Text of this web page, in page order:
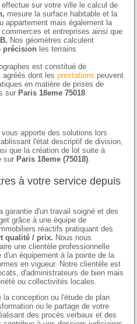
effectue sur votre ville le calcul de
mesure la surface habitable et la
appartement mais également la
commerces et entreprises ainsi que
Nos géomètres calculent
précision les terrains
est constitué de
agréés dont lesprestations peuvent
en matière de prises de
sur Paris 18eme 75018.
vous apporte des solutions lors
l'état descriptif de division,
que la création de lot suite à
sur Paris 18eme (75018).
à votre service depuis
garantie d'un travail soigné et des
grâce à une équipe de
réactifs pratiquant des
qualité / prix. Nous nous
une clientèle professionnelle
équipement à la pointe de la
en vigueur. Notre clientèle est
d'administrateurs de bien mais
ou collectivités locales.
la conception ou l'étude de plan
ou le partage de votre
des procès verbaux et des